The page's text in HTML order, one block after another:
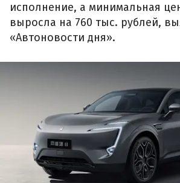
исполнение, а минимальная
выросла на 760 тыс. рублей,
«Автоновости дня».